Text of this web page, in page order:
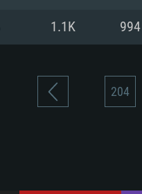
1.1K 994
204